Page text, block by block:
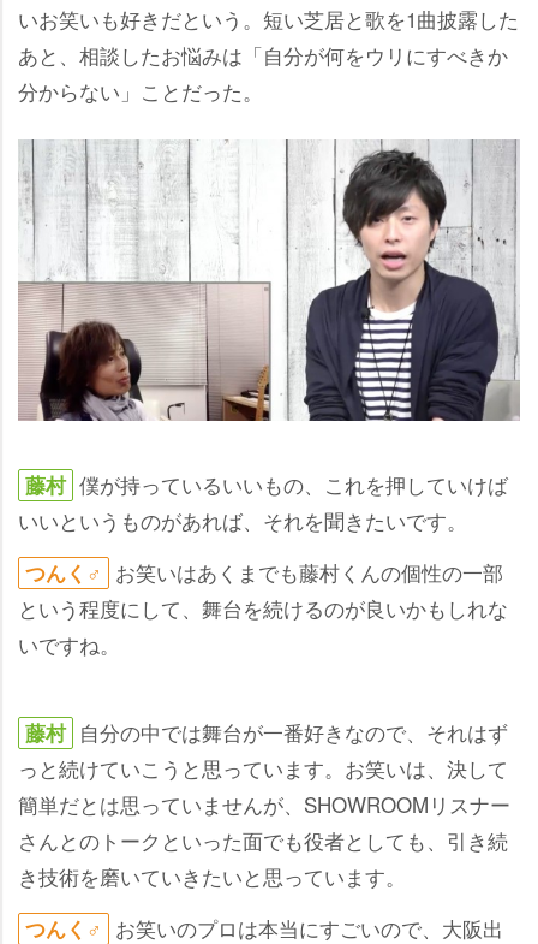
いお笑いも好きだという。短い芝居と歌を1曲披露した
あと、相談したお悩みは「自分が何をウリにすべきか
分からない」ことだった。
藤村 僕が持っているいいもの、これを押していけば
いいというものがあれば、それを聞きたいです。
つんく♂
お笑いはあくまでも藤村くんの個性の一部
という程度にして、舞台を続けるのが良いかもしれな
いですね。
藤村 自分の中では舞台が一番好きなので、それはず
っと続けていこうと思っています。お笑いは、決して
簡単だとは思っていませんが、SHOWROOMリスナー
さんとのトークといった面でも役者としても、引き続
き技術を磨いていきたいと思っています。
つんく♂
お笑いのプロは本当にすごいので、大阪出